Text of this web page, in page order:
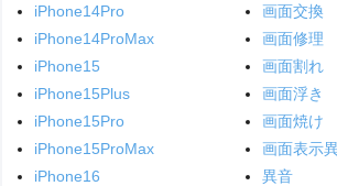
iPhone14Pro
iPhone14ProMax
iPhone15
iPhone15Plus
iPhone15Pro
iPhone15ProMax
iPhone16
画面交換
画面修理
画面割れ
画面浮き
画面焼け
画面表示
異音